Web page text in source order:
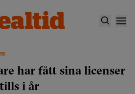
har fått sina licenser
i år